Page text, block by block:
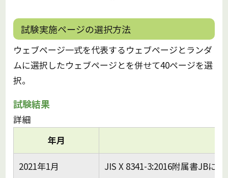
試験実施ページの選択方法
ウェブページ⼀式を代表するウェブページとランダ
ムに選択したウェブページとを併せて40ページを選
択。
試験結果
詳細
年月
2021年1月 JIS X 8341-3:2016附属書JBに